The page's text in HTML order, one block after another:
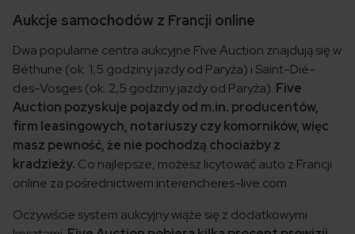
Aukcje samochodów z Francji online
Dwa popularne centra aukcyjne Five Auction znajdują się w
Béthune (ok. 1,5 godziny jazdy od Paryża) i Saint-Dié-
des-Vosges (ok. 2,5 godziny jazdy od Paryża). Five
Auction pozyskuje pojazdy od m.in. producentów,
firm leasingowych, notariuszy czy komorników, więc
masz pewność, że nie pochodzą chociażby z
kradzieży. Co najlepsze, możesz licytować auto z Francji
online za pośrednictwem interencheres-live.com.
Oczywiście system aukcyjny wiąże się z dodatkowymi